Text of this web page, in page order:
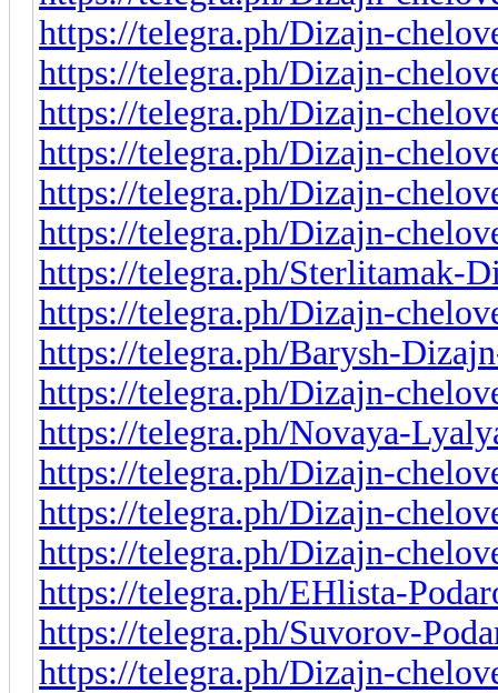
https://telegra.ph/Dizajn-
https://telegra.ph/Dizajn-
https://telegra.ph/Dizajn-
https://telegra.ph/Dizajn-
https://telegra.ph/Dizajn-
https://telegra.ph/Dizajn-
https://telegra.ph/Sterlitamak-
https://telegra.ph/Dizajn-
https://telegra.ph/Barysh-
https://telegra.ph/Dizajn-
https://telegra.ph/Novaya-
https://telegra.ph/Dizajn-
https://telegra.ph/Dizajn-
https://telegra.ph/Dizajn-
https://telegra.ph/EHlista-
https://telegra.ph/Suvorov-
https://telegra.ph/Dizajn-